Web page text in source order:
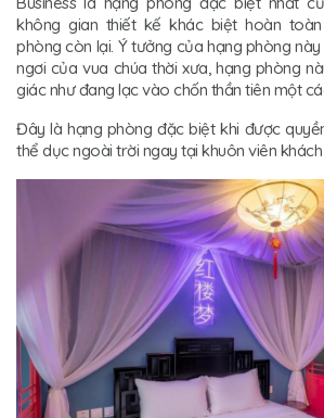
không gian thiết kế khác biệt hoàn
phòng còn lại. Ý tưởng của hạng phòng
ngơi của vua chúa thời xưa, hạng phòng
giác như đang lạc vào chốn thần tiên một
Đây là hạng phòng đặc biệt khi được
thể dục ngoài trời ngay tại khuôn viên khách